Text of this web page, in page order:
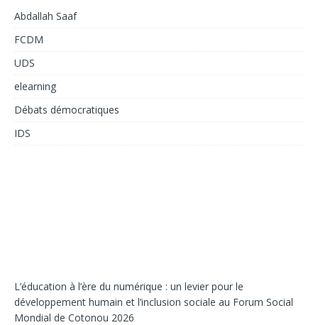
Abdallah Saaf
FCDM
UDS
elearning
Débats démocratiques
IDS
L’éducation à l’ère du numérique : un levier pour le
développement humain et l’inclusion sociale au Forum Social
Mondial de Cotonou 2026